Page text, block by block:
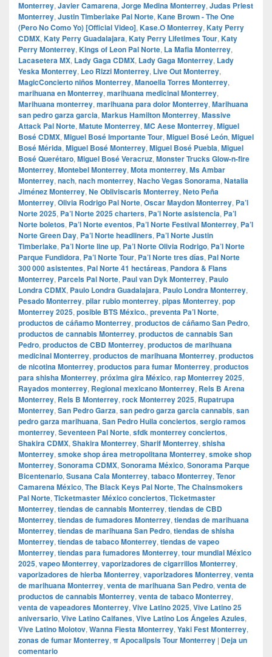
Monterrey, Javier Camarena, Jorge Medina Monterrey, Judas Priest
Monterrey, Justin Timberlake Pal Norte, Kane Brown - The One
(Pero No Como Yo) [Official Video], Kase.O Monterrey, Katy Perry
CDMX, Katy Perry Guadalajara, Katy Perry Lifetimes Tour, Katy
Perry Monterrey, Kings of Leon Pal Norte, La Mafia Monterrey,
Lacasetera MX, Lady Gaga CDMX, Lady Gaga Monterrey, Lady
Yeska Monterrey, Leo Rizzi Monterrey, Live Out Monterrey,
MagicConcierto niños Monterrey, Manoella Torres Monterrey,
marihuana en Monterrey, marihuana medicinal Monterrey,
Marihuana monterrey, marihuana para dolor Monterrey, Marihuana
san pedro garza garcia, Markus Hamilton Monterrey, Massive
Attack Pal Norte, Matute Monterrey, MC Aese Monterrey, Miguel
Bosé CDMX, Miguel Bosé Importante Tour, Miguel Bosé León, Miguel
Bosé Mérida, Miguel Bosé Monterrey, Miguel Bosé Puebla, Miguel
Bosé Querétaro, Miguel Bosé Veracruz, Monster Trucks Glow-n-fire
Monterrey, Montebel Monterrey, Mota monterrey, Ms Ambar
Monterrey, nach, nach monterrey, Nacho Vegas Sonorama, Natalia
Jiménez Monterrey, Ne Obliviscaris Monterrey, Neto Peña
Monterrey, Olivia Rodrigo Pal Norte, Oscar Maydon Monterrey, Pa’l
Norte 2025, Pa’l Norte 2025 charters, Pa’l Norte asistencia, Pa’l
Norte boletos, Pa’l Norte eventos, Pa’l Norte Festival Monterrey, Pa’l
Norte Green Day, Pa’l Norte headliners, Pa’l Norte Justin
Timberlake, Pa’l Norte line up, Pa’l Norte Olivia Rodrigo, Pa’l Norte
Parque Fundidora, Pa’l Norte Tour, Pa’l Norte tres días, Pal Norte
300 000 asistentes, Pal Norte 41 hectáreas, Pandora & Flans
Monterrey, Parcels Pal Norte, Paul van Dyk Monterrey, Paulo
Londra CDMX, Paulo Londra Guadalajara, Paulo Londra Monterrey,
Pesado Monterrey, pilar rubio monterrey, pipas Monterrey, pop
Monterrey 2025, posible BTS México., preventa Pa’l Norte,
productos de cáñamo Monterrey, productos de cáñamo San Pedro,
productos de cannabis Monterrey, productos de cannabis San
Pedro, productos de CBD Monterrey, productos de marihuana
medicinal Monterrey, productos de marihuana Monterrey, productos
de nicotina Monterrey, productos para fumar Monterrey, productos
para shisha Monterrey, próxima gira México, rap Monterrey 2025,
Rayados monterrey, Regional mexicano Monterrey, Rels B Arena
Monterrey, Rels B Monterrey, rock Monterrey 2025, Rupatrupa
Monterrey, San Pedro Garza, san pedro garza garcia cannabis, san
pedro garza marihuana, San Pedro Huila conciertos, sergio ramos
monterrey, Seventeen Pal Norte, sfdk monterrey conciertos,
Shakira CDMX, Shakira Monterrey, Sharif Monterrey, shisha
Monterrey, smoke shop área metropolitana Monterrey, smoke shop
Monterrey, Sonorama CDMX, Sonorama México, Sonorama Parque
Bicentenario, Susana Cala Monterrey, tabaco Monterrey, Tenor
Camarena México, The Black Keys Pal Norte, The Chainsmokers
Pal Norte, Ticketmaster México conciertos, Ticketmaster
Monterrey, tiendas de cannabis Monterrey, tiendas de CBD
Monterrey, tiendas de fumadores Monterrey, tiendas de marihuana
Monterrey, tiendas de marihuana San Pedro, tiendas de shisha
Monterrey, tiendas de tabaco Monterrey, tiendas de vapeo
Monterrey, tiendas para fumadores Monterrey, tour mundial México
2025, vapeo Monterrey, vaporizadores de cigarrillos Monterrey,
vaporizadores de hierba Monterrey, vaporizadores Monterrey, venta
de marihuana Monterrey, venta de marihuana San Pedro, venta de
productos de cannabis Monterrey, venta de tabaco Monterrey,
venta de vapeadores Monterrey, Vive Latino 2025, Vive Latino 25
aniversario, Vive Latino Caifanes, Vive Latino Los Ángeles Azules,
Vive Latino Molotov, Wanna Fiesta Monterrey, Yaki Fest Monterrey,
zonas de fumar Monterrey, π Apocalipsis Tour Monterrey | Deja un
comentario